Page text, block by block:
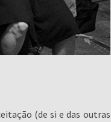
(de si e das outras